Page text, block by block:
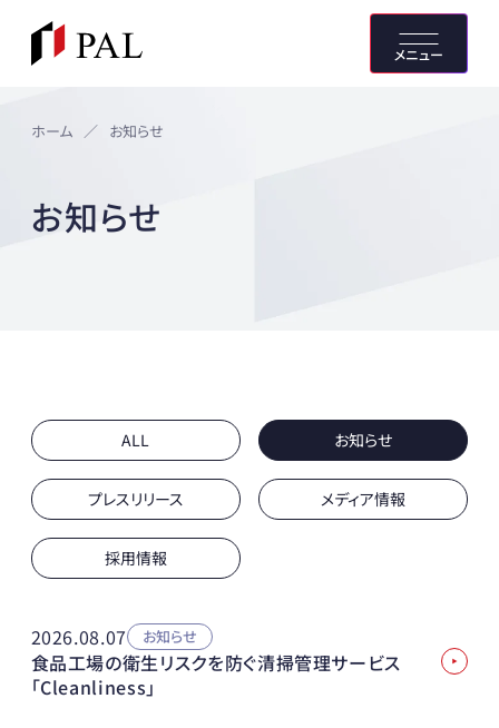
メニュー
ホーム ／ お知らせ
お知らせ
ALL お知らせ
プレスリリース メディア情報
採用情報
2026.08.07 お知らせ
食品工場の衛生リスクを防ぐ清掃管理サービス
「Cleanliness」